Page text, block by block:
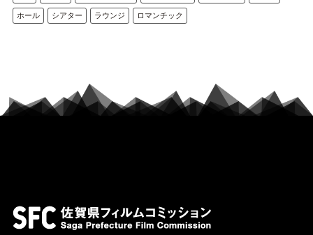
ホール シアター ラウンジ ロマンチック